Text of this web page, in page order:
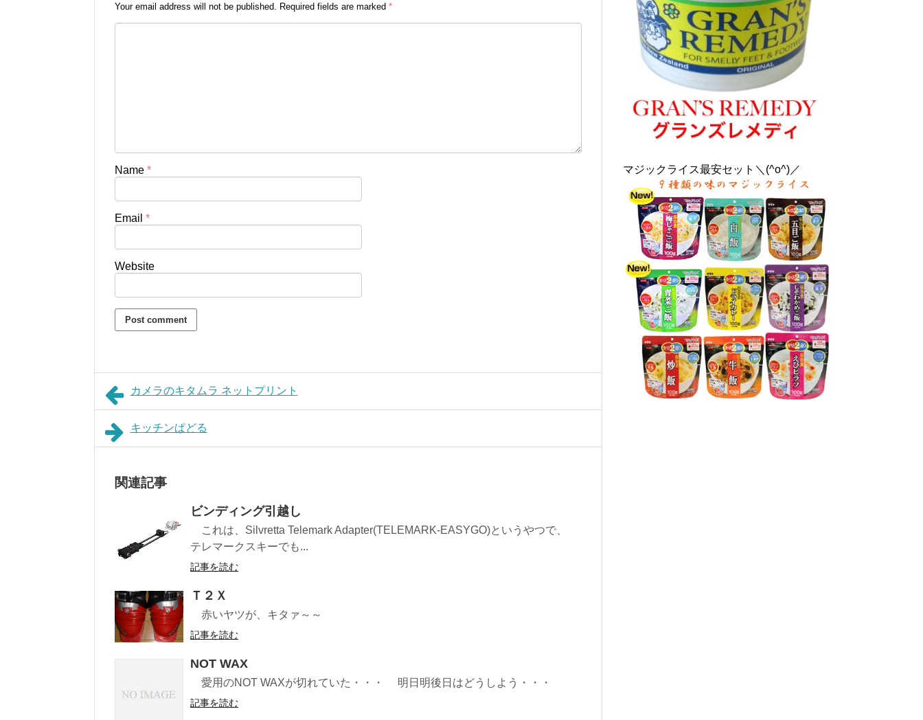
Your email address will not be published. Required fields are marked *
Name *
Email *
Website
カメラのキタムラ ネットプリント
キッチンぱどる
関連記事
ビンディング引越し
これは、Silvretta Telemark Adapter(TELEMARK-EASYGO)というやつで、
テレマークスキーでも...
記事を読む
Ｔ２Ｘ
赤いヤツが、キタァ～～
記事を読む
NOT WAX
愛用のNOT WAXが切れていた・・・ 明日明後日はどうしよう・・・
記事を読む
マジックライス最安セット＼(^o^)／